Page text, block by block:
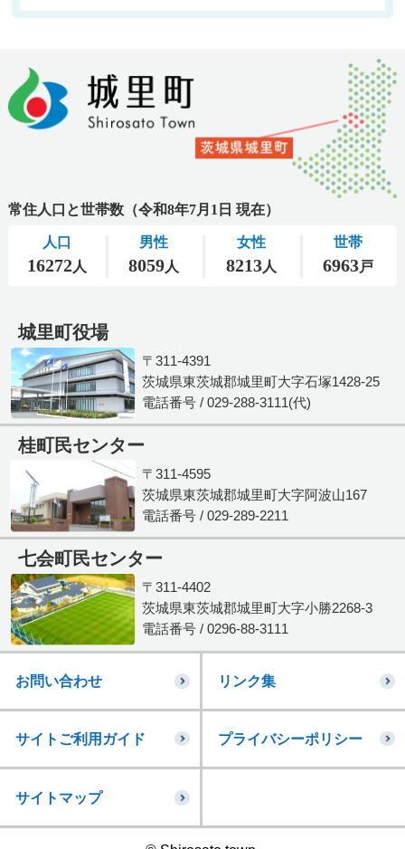
城里町役場
〒311-4391
茨城県東茨城郡城里町大字石塚1428-25
電話番号 / 029-288-3111(代)
桂町民センター
〒311-4595
茨城県東茨城郡城里町大字阿波山167
電話番号 / 029-289-2211
七会町民センター
〒311-4402
茨城県東茨城郡城里町大字小勝2268-3
電話番号 / 0296-88-3111
お問い合わせ リンク集
サイトご利用ガイド プライバシーポリシー
サイトマップ